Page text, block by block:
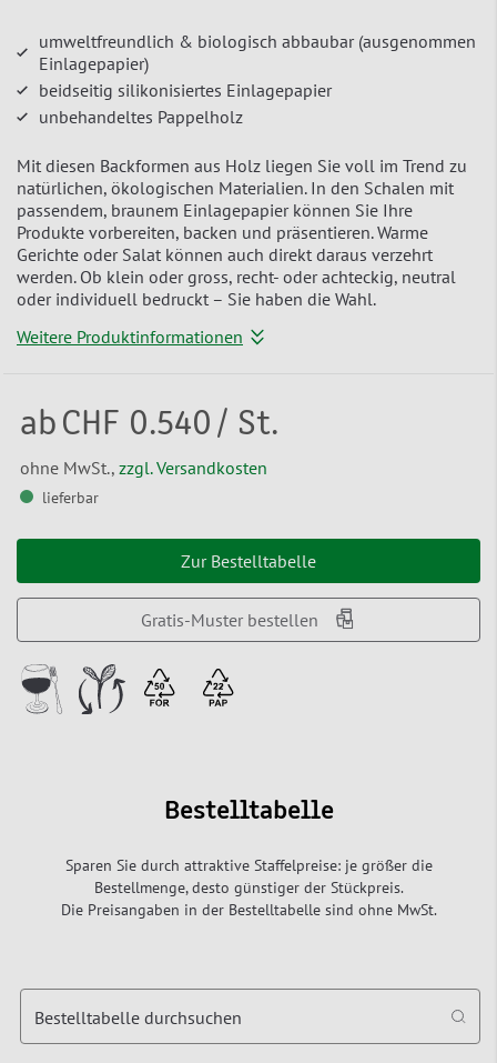
umweltfreundlich & biologisch abbaubar (ausgenommen
Einlagepapier)
beidseitig silikonisiertes Einlagepapier
unbehandeltes Pappelholz
Mit diesen Backformen aus Holz liegen Sie voll im Trend zu
natürlichen, ökologischen Materialien. In den Schalen mit
passendem, braunem Einlagepapier können Sie Ihre
Produkte vorbereiten, backen und präsentieren. Warme
Gerichte oder Salat können auch direkt daraus verzehrt
werden. Ob klein oder gross, recht- oder achteckig, neutral
oder individuell bedruckt – Sie haben die Wahl.
Weitere Produktinformationen
ab CHF 0.540 / St.
ohne MwSt., zzgl. Versandkosten
lieferbar
Zur Bestelltabelle
Gratis-Muster bestellen
Bestelltabelle
Sparen Sie durch attraktive Staffelpreise: je größer die
Bestellmenge, desto günstiger der Stückpreis.
Die Preisangaben in der Bestelltabelle sind ohne MwSt.
Bestelltabelle durchsuchen